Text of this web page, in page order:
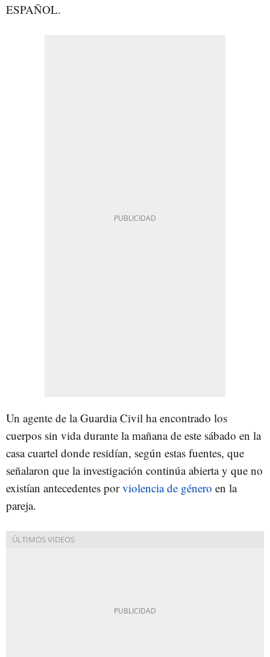
ESPAÑOL.
Un agente de la Guardia Civil ha encontrado los
cuerpos sin vida durante la mañana de este sábado en la
casa cuartel donde residían, según estas fuentes, que
señalaron que la investigación continúa abierta y que no
existían antecedentes porviolencia de género en la
pareja.